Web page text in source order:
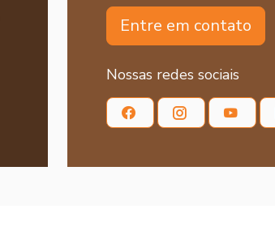
Entre em contato
Nossas redes sociais